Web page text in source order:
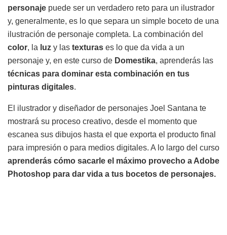
personaje puede ser un verdadero reto para un ilustrador
y, generalmente, es lo que separa un simple boceto de una
ilustración de personaje completa. La combinación del
color, la luz y las texturas es lo que da vida a un
personaje y, en este curso de Domestika, aprenderás las
técnicas para dominar esta combinación en tus
pinturas digitales.
El ilustrador y diseñador de personajes Joel Santana te
mostrará su proceso creativo, desde el momento que
escanea sus dibujos hasta el que exporta el producto final
para impresión o para medios digitales. A lo largo del curso
aprenderás cómo sacarle el máximo provecho a Adobe
Photoshop para dar vida a tus bocetos de personajes.